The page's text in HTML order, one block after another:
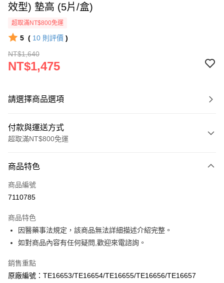
效型) 墊高 (5片/盒)
超取滿NT$800免運
5 ( 10 則評價 )
NT$1,640
NT$1,475
請選擇商品選項
付款與運送方式
超取滿NT$800免運
信用卡一次付款
超商取貨付款
運送方式
每筆NT$60，滿NT$800(含以上)免運費
商品特色
商品編號
7110785
商品特色
因醫藥事法規定，該商品無法詳細描述介紹完整。
如對商品內容有任何疑問,歡迎來電諮詢。
銷售重點
原廠編號：TE16653/TE16654/TE16655/TE16656/TE16657